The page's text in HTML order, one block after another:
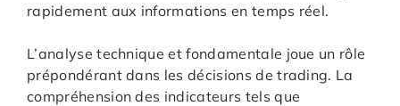
rapidement aux informations en temps réel.
L’analyse technique et fondamentale joue un rôle
prépondérant dans les décisions de trading. La
compréhension des indicateurs tels que